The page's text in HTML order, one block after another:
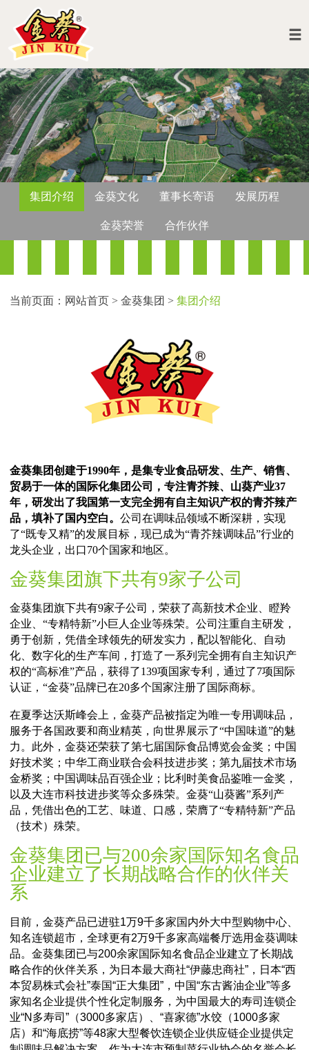
网站首页
金葵集团
发展战略
产品体系
资讯动态
联系金葵
集团介绍 金葵文化 董事长寄语 发展历程
金葵荣誉 合作伙伴
金葵集团创建于1990年，是集专业食品研发、生产、销
贸易于一体的国际化集团公司，专注青芥辣、山葵产业
年，研发出了我国第一支完全拥有自主知识产权的青芥
品，填补了国内空白。公司在调味品领域不断深耕，实
龙头企业，出口70个国家和地区。
金葵集团旗下共有9家子公司
金葵集团旗下共有9家子公司，荣获了高新技术企业、
企业、“专精特新”小巨人企业等殊荣。公司注重自主研
勇于创新，凭借全球领先的研发实力，配以智能化、自
化、数字化的生产车间，打造了一系列完全拥有自主知
权的“高标准”产品，获得了139项国家专利，通过了7项
认证，“金葵”品牌已在20多个国家注册了国际商标。
在夏季达沃斯峰会上，金葵产品被指定为唯一专用调味
服务于各国政要和商业精英，向世界展示了“中国味道”
力。此外，金葵还荣获了第七届国际食品博览会金奖；
好技术奖；中华工商业联合会科技进步奖；第九届技术
金桥奖；中国调味品百强企业；比利时美食品鉴唯一金
以及大连市科技进步奖等众多殊荣。金葵“山葵酱”系列
品，凭借出色的工艺、味道、口感，荣膺了“专精特新”
（技术）殊荣。
金葵集团已与200余家国际知名
企业建立了长期战略合作的伙伴
系
目前，金葵产品已进驻1万9千多家国内外大中型购物中
知名连锁超市，全球更有2万9千多家高端餐厅选用金葵